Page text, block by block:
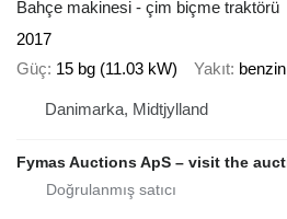
Bahçe makinesi - çim biçme traktörü
2017
Güç 15 bg (11.03 kW) Yakıt benzin
Danimarka, Midtjylland